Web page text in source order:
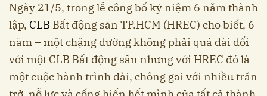
Ngày 21/5, trong lễ công bố kỷ niệm 6 năm thành
lập, CLB Bất động sản TP.HCM (HREC) cho biết, 6
năm – một chặng đường không phải quá dài đối
với một CLB Bất động sản nhưng với HREC đó là
một cuộc hành trình dài, chông gai với nhiều trăn